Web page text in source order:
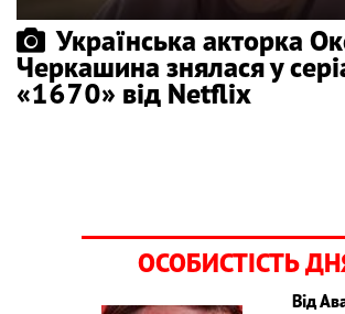
Українська акторка
Черкашина знялася у
«1670» від Netflix
ОСОБИСТІСТЬ
Від